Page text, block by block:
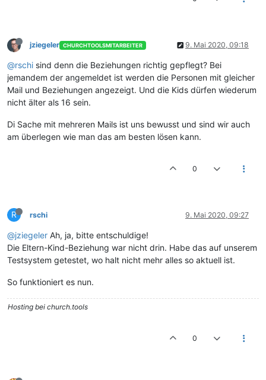
jziegeler CHURCHTOOLSMITARBEITER 9. Mai 2020, 09:18
@rschi sind denn die Beziehungen richtig gepflegt? Bei
jemandem der angemeldet ist werden die Personen mit gleicher
Mail und Beziehungen angezeigt. Und die Kids dürfen wiederum
nicht älter als 16 sein.
Di Sache mit mehreren Mails ist uns bewusst und sind wir auch
am überlegen wie man das am besten lösen kann.
0
R rschi 9. Mai 2020, 09:27
@jziegeler Ah, ja, bitte entschuldige!
Die Eltern-Kind-Beziehung war nicht drin. Habe das auf unserem
Testsystem getestet, wo halt nicht mehr alles so aktuell ist.
So funktioniert es nun.
Hosting bei church.tools
0